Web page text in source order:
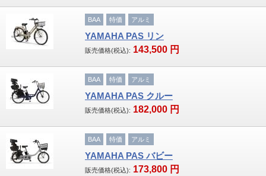
パーツ
ヘルメット
ライト
テールライト
ワイヤーロック
ボトルケージ
BAA 特価 アルミ
YAMAHA PAS リン
販売価格(税込): 143,500 円
BAA 特価 アルミ
YAMAHA PAS クルー
販売価格(税込): 182,000 円
BAA 特価 アルミ
YAMAHA PAS バビー
販売価格(税込): 173,800 円